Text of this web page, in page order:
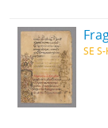
SE